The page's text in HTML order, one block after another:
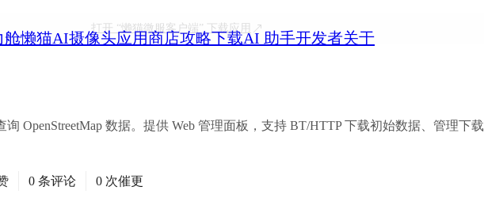
舱懒猫AI摄像头应用商店攻略下载AI 助手开发者关于
打开 “懒猫微服客户端”下载应用
询 OpenStreetMap 数据。提供 Web 管理面板，支持 BT/HTTP 下载初始数据、管理下载
0 条评论 0 次催更